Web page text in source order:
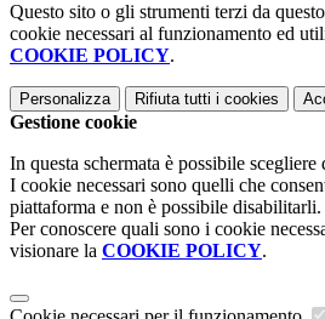
Questo sito o gli strumenti terzi da
cookie necessari al funzionamento ed
COOKIE POLICY.
Personalizza Rifiuta tutti i cookies
Gestione cookie
In questa schermata è possibile
I cookie necessari sono quelli che
piattaforma e non è possibile disabilitarli.
Per conoscere quali sono i cookie
visionare la COOKIE POLICY.